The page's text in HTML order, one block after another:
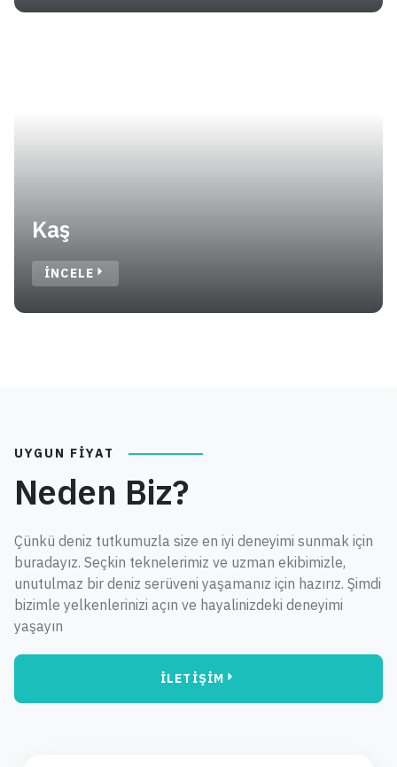
Kaş
INCELE
UYGUN FIYAT
Neden Biz?
Çünkü deniz tutkumuzla size en iyi deneyimi sunmak için
buradayız. Seçkin teknelerimiz ve uzman ekibimizle,
unutulmaz bir deniz serüveni yaşamanız için hazırız. Şimdi
bizimle yelkenlerinizi açın ve hayalinizdeki deneyimi
yaşayın
İLETİŞİM